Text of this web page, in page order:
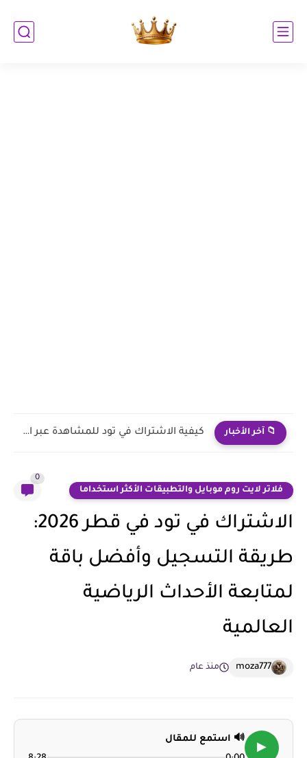
📁 آخر الأخبار الاشتراك في تود وتشغيل باقة الرياضة في المقاهي والمجمعات: الشروط...
فلاتر لايت روم موبايل والتطبيقات الأكثر استخداما
0
الاشتراك في تود في قطر 2026:
طريقة التسجيل وأفضل باقة
لمتابعة الأحداث الرياضية
العالمية
moza777 منذ عام
▶
🔊 استمع للمقال